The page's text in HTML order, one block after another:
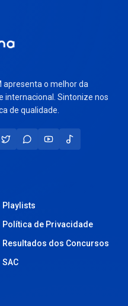
apresenta o melhor da
internacional. Sintonize nos
de qualidade.
Playlists
Política de Privacidade
Resultados dos Concursos
SAC